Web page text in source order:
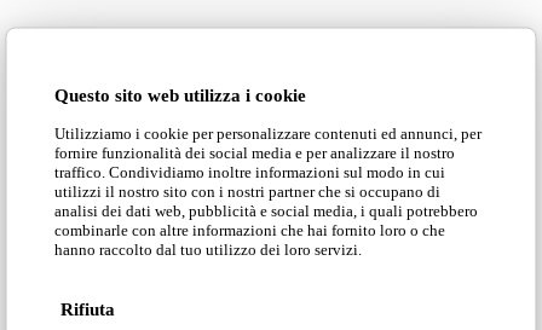
Questo sito web utilizza i cookie
Utilizziamo i cookie per personalizzare contenuti ed annunci, per
fornire funzionalità dei social media e per analizzare il nostro
traffico. Condividiamo inoltre informazioni sul modo in cui
utilizzi il nostro sito con i nostri partner che si occupano di
analisi dei dati web, pubblicità e social media, i quali potrebbero
combinarle con altre informazioni che hai fornito loro o che
hanno raccolto dal tuo utilizzo dei loro servizi.
Rifiuta
Groove
Tracks
NEWS»
DOMINGO»
COLLECTIONS»
CATALOGUES»